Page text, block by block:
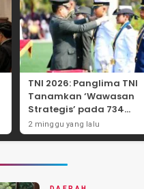
TNI 2026: Panglima TNI
Tanamkan ‘Wawasan
Strategis’ pada 734
Perwira Baru, Tekankan
Netralitas dan
2 minggu yang lalu